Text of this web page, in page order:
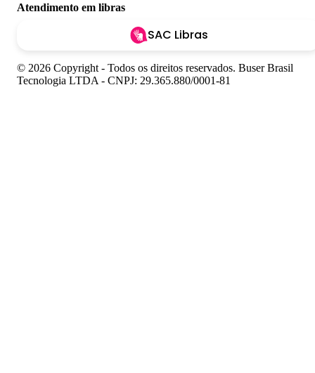
Atendimento em libras
SAC Libras
© 2026 Copyright - Todos os direitos reservados. Buser Brasil
Tecnologia LTDA - CNPJ: 29.365.880/0001-81